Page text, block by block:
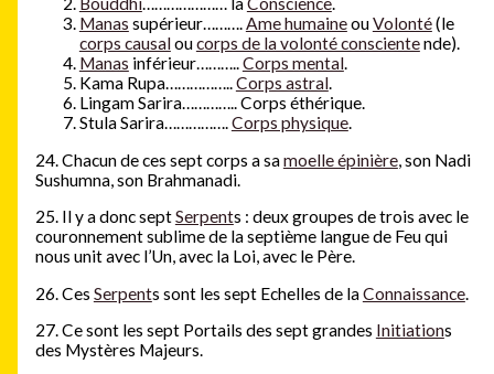
Manas supérieur……….Ame humaineouVolonté(le
corps causaloucorps de la volonté conscientende).
Manas inférieur………..Corps mental.
Kama Rupa……………..Corps astral.
Lingam Sarira………….. Corps éthérique.
Stula Sarira…………….Corps physique.
24. Chacun de ces sept corps a samoelle épinière, son Nadi
Sushumna, son Brahmanadi.
25. Il y a donc septSerpents : deux groupes de trois avec le
couronnement sublime de la septième langue de Feu qui
nous unit avec l’Un, avec la Loi, avec le Père.
26. Ces Serpents sont les sept Echelles de laConnaissance.
27. Ce sont les sept Portails des sept grandes Initiations
des Mystères Majeurs.